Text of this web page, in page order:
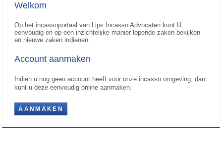
Welkom
Op het incassoportaal van Lips Incasso Advocaten kunt U
eenvoudig en op een inzichtelijke manier lopende zaken bekijken
en nieuwe zaken indienen.
Account aanmaken
Indien u nog geen account heeft voor onze incasso omgeving, dan
kunt u deze eenvoudig online aanmaken.
AANMAKEN